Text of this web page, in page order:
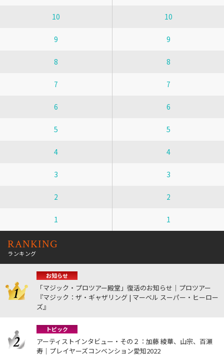
10 10
9 9
8 8
7 7
6 6
5 5
4 4
3 3
2 2
1 1
RANKING
ランキング
お知らせ
「マジック・プロツアー殿堂」復活のお知らせ｜プロツアー
『マジック：ザ・ギャザリング | マーベル スーパー・ヒーロー
ズ』
トピック
アーティストインタビュー・その２：加藤 綾華、山宗、百瀬
寿｜プレイヤーズコンベンション愛知2022